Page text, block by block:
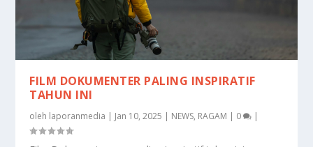
FILM DOKUMENTER PALING INSPIRATIF
TAHUN INI
oleh laporanmedia | Jan 10, 2025 | NEWS, RAGAM | 0 |